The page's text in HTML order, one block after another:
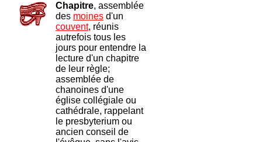
Chapitre, assemblée
des moines d'un
couvent, réunis
autrefois tous les
jours pour entendre la
lecture d'un chapitre
de leur règle;
assemblée de
chanoines d'une
église collégiale ou
cathédrale, rappelant
le presbyterium ou
ancien conseil de